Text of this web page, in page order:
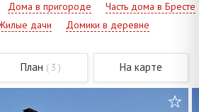
Дома в пригороде
Часть дома в Бресте
дачи Домики в деревне
План ( 3 ) На карте